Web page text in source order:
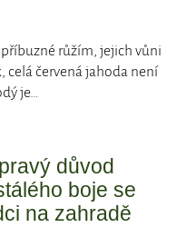
příbuzné růžím, jejich vůni
celá červená jahoda není
je…
důvod
boje se
na zahradě